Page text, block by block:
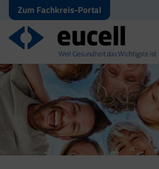
Zum Fachkreis-Portal